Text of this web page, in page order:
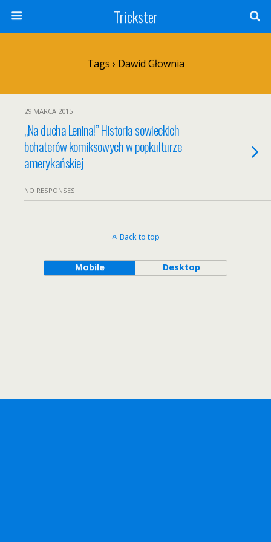
Trickster
Tags › Dawid Głownia
29 MARCA 2015
„Na ducha Lenina!” Historia sowieckich
bohaterów komiksowych w popkulturze
amerykańskiej
NO RESPONSES
Back to top
Mobile Desktop